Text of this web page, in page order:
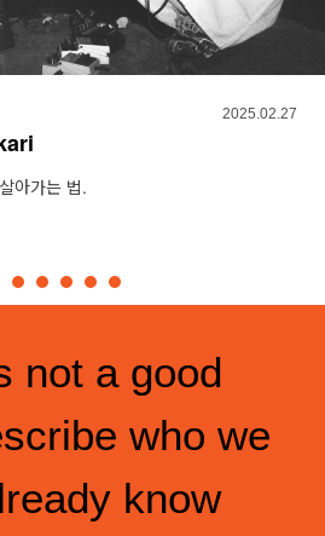
2025.02.27
아가는 법.
not a good
who we
know